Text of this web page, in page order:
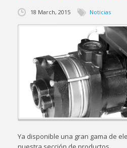
18 March, 2015 Noticias
Ya disponible una gran gama de